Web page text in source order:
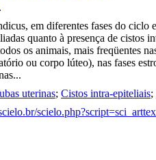
.
em diferentes fases do
quanto à presença de cistos
os animais, mais freqüentes
ou corpo lúteo), nas fases
uterinas; Cistos intra-epiteliais;